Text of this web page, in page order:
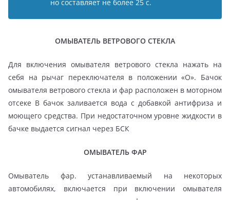
но составляет не более 25 с.
ОМЫВАТЕЛЬ ВЕТРОВОГО СТЕКЛА
Для включения омывателя ветрового стекла нажать на
себя на рычаг переключателя в положении «О». Бачок
омывателя ветрового стекла и фар расположен в моторном
отсеке В бачок заливается вода с добавкой антифриза и
моющего средства. При недостаточном уровне жидкости в
бачке выдается сигнал через БСК
ОМЫВАТЕЛЬ ФАР
Омыватель фар. устанавливаемый на некоторых
автомобилях, включается при включении омывателя